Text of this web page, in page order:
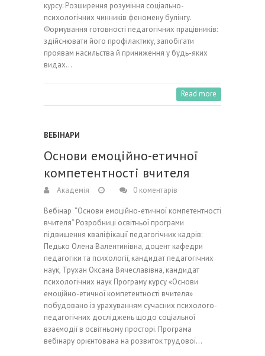
курсу: Розширення розуміння соціально-
психологічних чинників феномену булінгу.
Формування готовності педагогічних працівників:
здійснювати його профілактику, запобігати
проявам насильства й приниження у будь-яких
видах…
Read more
ВЕБІНАРИ
Основи емоційно-етичної
компетентності вчителя
Академія 0 коментарів
Вебінар “Основи емоційно-етичної компетентності
вчителя“ Розробниці освітньої програми
підвищення кваліфікації педагогічних кадрів:
Педько Олена Валентинівна, доцент кафедри
педагогіки та психології, кандидат педагогічних
наук, Трухан Оксана Вячеславівна, кандидат
психологічних наук Програму курсу «Основи
емоційно-етичної компетентності вчителя»
побудовано із урахуванням сучасних психолого-
педагогічних досліджень щодо соціальної
взаємодії в освітньому просторі. Програма
вебінару орієнтована на розвиток трудової…